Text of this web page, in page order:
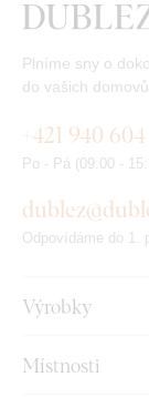
Plníme sny o
do vašich
Výrobky
Místnosti
+421 940
Po - Pá (09:00 -
Odpovídáme do 1.